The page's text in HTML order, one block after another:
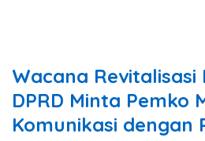
Wacana Revitalisasi
DPRD Minta Pemko
Komunikasi dengan